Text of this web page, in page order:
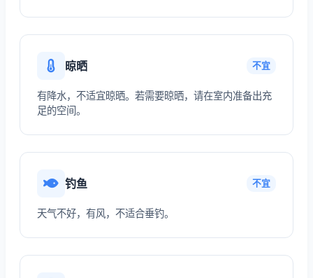
晾晒 不宜
有降水，不适宜晾晒。若需要晾晒，请在室内准备出充
足的空间。
钓鱼 不宜
天气不好，有风，不适合垂钓。